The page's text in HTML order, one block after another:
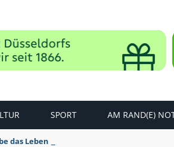
SPORT AM RAND(E)
das Leben – pempelfort music weekend“